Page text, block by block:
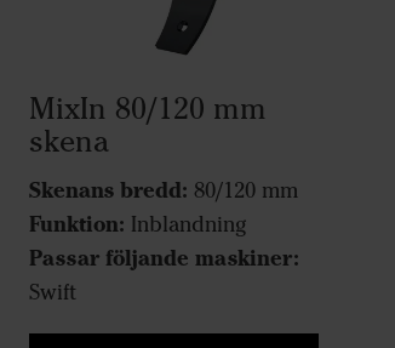
MixIn 80/120 mm
skena
Skenans bredd: 80/120 mm
Funktion: Inblandning
Passar följande maskiner:
Swift